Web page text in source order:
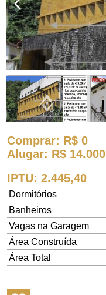
Comprar: R$ 0
Alugar: R$ 14.000
IPTU: 2.445,40
Dormitórios
Banheiros
Vagas na Garagem
Área Construída
Área Total